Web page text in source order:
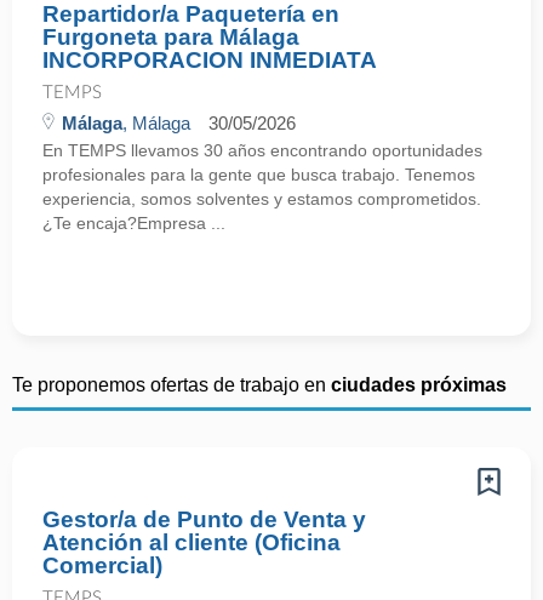
Repartidor/a Paquetería en
Furgoneta para Málaga
INCORPORACION INMEDIATA
TEMPS
Málaga, Málaga 30/05/2026
En TEMPS llevamos 30 años encontrando oportunidades
profesionales para la gente que busca trabajo. Tenemos
experiencia, somos solventes y estamos comprometidos.
¿Te encaja?Empresa ...
Te proponemos ofertas de trabajo en ciudades próximas
Gestor/a de Punto de Venta y
Atención al cliente (Oficina
Comercial)